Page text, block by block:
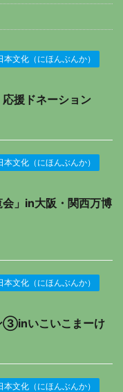
本文化（にほんぶんか）
応援ドネーション
本文化（にほんぶんか）
会」in大阪・関西万博
本文化（にほんぶんか）
③inいこいこまーけ
本文化（にほんぶんか）